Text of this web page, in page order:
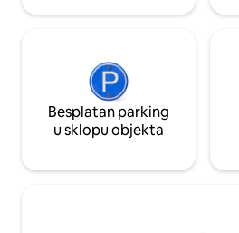
Besplatan parking
u sklopu objekta